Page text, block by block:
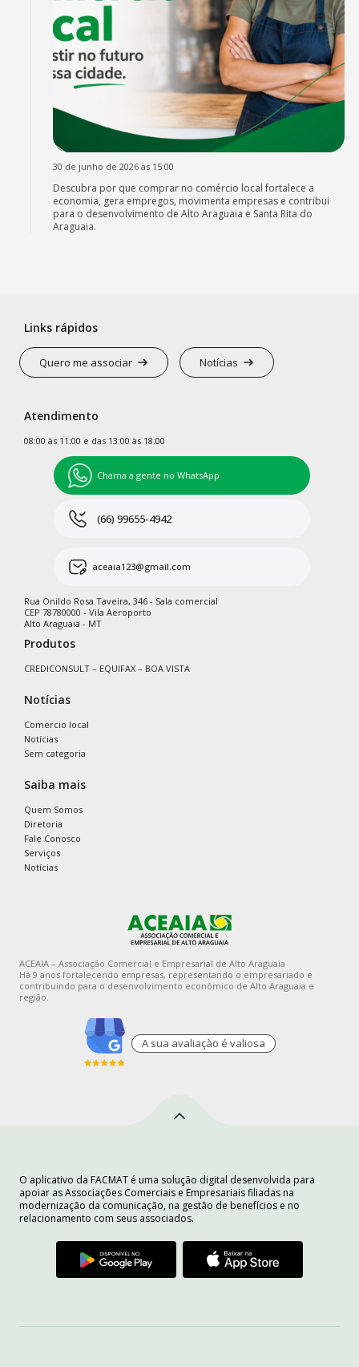
30 de junho de 2026 às 15:00
Descubra por que comprar no comércio local fortalece a
economia, gera empregos, movimenta empresas e contribui
para o desenvolvimento de Alto Araguaia e Santa Rita do
Araguaia.
Links rápidos
Quero me associar Notícias
Atendimento
08:00 às 11:00 e das 13:00 às 18:00
Chama a gente no WhatsApp
(66) 99655-4942
aceaia123@gmail.com
Rua Onildo Rosa Taveira, 346 - Sala comercial
CEP 78780000 - Vila Aeroporto
Alto Araguaia - MT
Produtos
CREDICONSULT – EQUIFAX – BOA VISTA
Notícias
Comercio local
Notícias
Sem categoria
Saiba mais
Quem Somos
Diretoria
Fale Conosco
Serviços
Notícias
ACEAIA – Associação Comercial e Empresarial de Alto Araguaia
Há 9 anos fortalecendo empresas, representando o empresariado e
contribuindo para o desenvolvimento econômico de Alto Araguaia e
região.
A sua avaliaçào é valiosa
O aplicativo da FACMAT é uma solução digital desenvolvida para
apoiar as Associações Comerciais e Empresariais filiadas na
modernização da comunicação, na gestão de benefícios e no
relacionamento com seus associados.